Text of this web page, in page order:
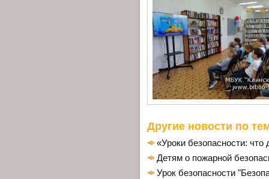
Другие новости по
«Уроки безопасности:
Детям о пожарной
Урок безопасности